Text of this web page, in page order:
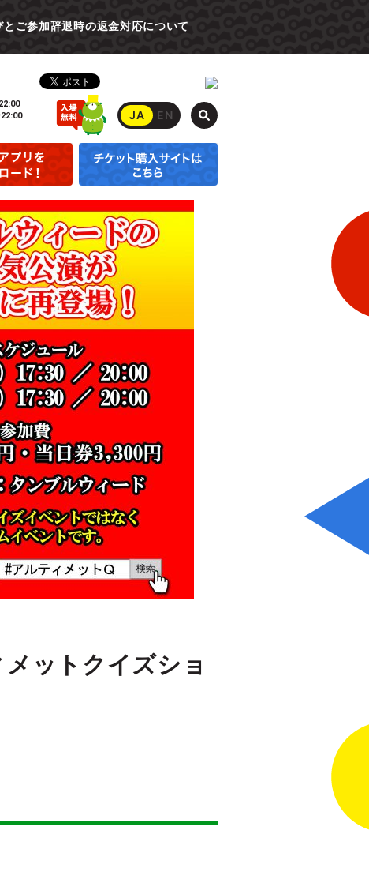
ご参加辞退時の返金対応について
JA EN
ットクイズショ